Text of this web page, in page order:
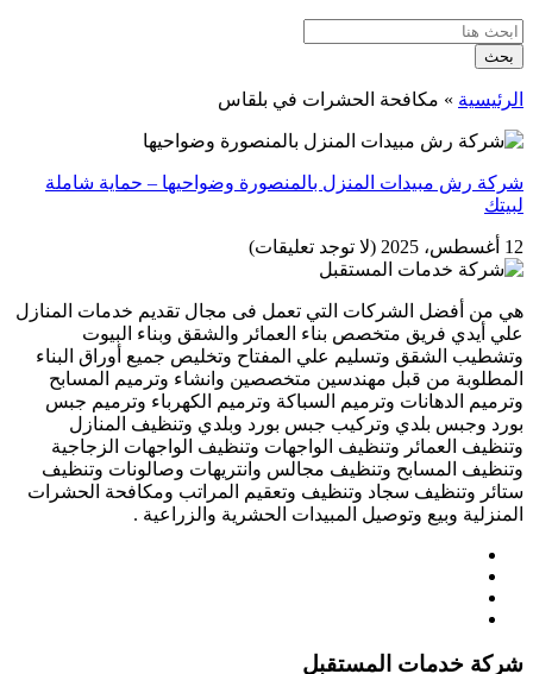
بحث
الرئيسية » مكافحة الحشرات في بلقاس
شركة رش مبيدات المنزل بالمنصورة وضواحيها – حماية شاملة
لبيتك
12 أغسطس، 2025 (لا توجد تعليقات)
هي من أفضل الشركات التي تعمل فى مجال تقديم خدمات المنازل
علي أيدي فريق متخصص بناء العمائر والشقق وبناء البيوت
وتشطيب الشقق وتسليم علي المفتاح وتخليص جميع أوراق البناء
المطلوبة من قبل مهندسين متخصصين وانشاء وترميم المسابح
وترميم الدهانات وترميم السباكة وترميم الكهرباء وترميم جبس
بورد وجبس بلدي وتركيب جبس بورد وبلدي وتنظيف المنازل
وتنظيف العمائر وتنظيف الواجهات وتنظيف الواجهات الزجاجية
وتنظيف المسابح وتنظيف مجالس وانتريهات وصالونات وتنظيف
ستائر وتنظيف سجاد وتنظيف وتعقيم المراتب ومكافحة الحشرات
المنزلية وبيع وتوصيل المبيدات الحشرية والزراعية .
شركة خدمات المستقبل